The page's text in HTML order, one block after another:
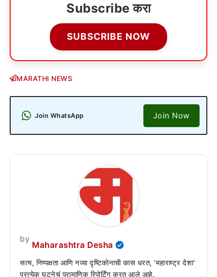
Subscribe करा
SUBSCRIBE NOW
MARATHI NEWS
Join WhatsApp Join Now
by
Maharashtra Desha
सत्य, निष्पक्षता आणि नव्या दृष्टिकोनाची कास धरत, 'महाराष्ट्र देशा'
प्रत्येक घटनेचं प्रामाणिक रिपोर्टिंग करत आले आहे.